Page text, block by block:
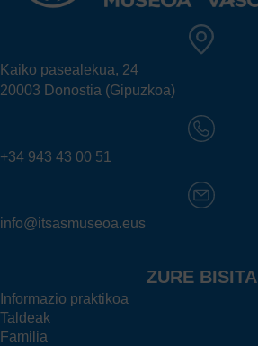
Kaiko pasealekua, 24
20003 Donostia (Gipuzkoa)
+34 943 43 00 51
info@itsasmuseoa.eus
ZURE BISITA
Informazio praktikoa
Taldeak
Familia